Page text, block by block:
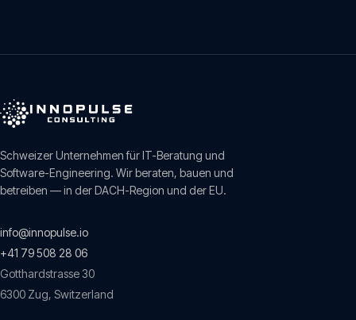
Schweizer Unternehmen für IT-Beratung und
Software-Engineering. Wir beraten, bauen und
betreiben — in der DACH-Region und der EU.
info@innopulse.io
+41 79 508 28 06
Gotthardstrasse 30
6300 Zug, Switzerland